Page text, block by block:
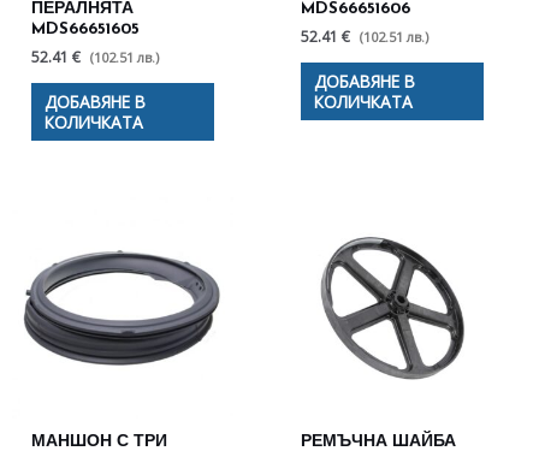
ПЕРАЛНЯТА
MDS66651605
52.41 € (102.51 лв.)
ДОБАВЯНЕ В
КОЛИЧКАТА
MDS66651606
52.41 € (102.51 лв.)
ДОБАВЯНЕ В
КОЛИЧКАТА
МАНШОН С ТРИ
РЕМЪЧНА ШАЙБА